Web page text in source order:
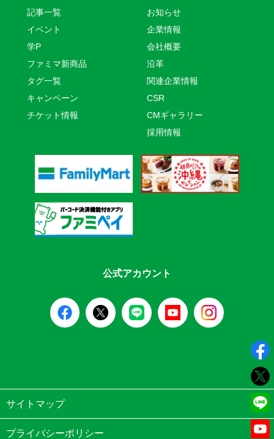
記事一覧
イベント
学P
ファミマ新商品
タグ一覧
キャンペーン
チケット情報
お知らせ
企業情報
会社概要
沿革
関連企業情報
CSR
CMギャラリー
採用情報
公式アカウント
サイトマップ
プライバシーポリシー